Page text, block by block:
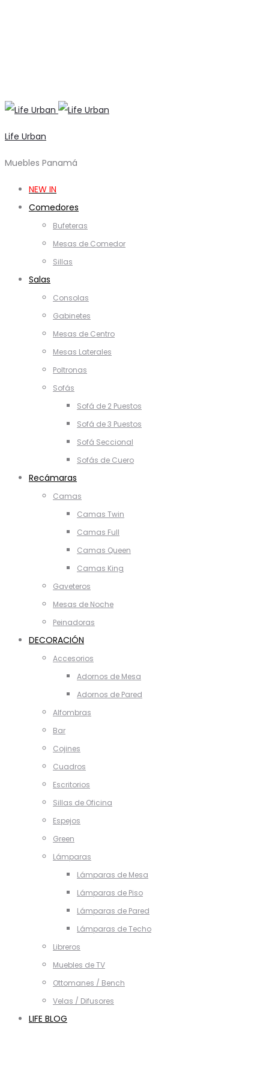
Life Urban
Muebles Panamá
NEW IN
Comedores
Bufeteras
Mesas de Comedor
Sillas
Salas
Consolas
Gabinetes
Mesas de Centro
Mesas Laterales
Poltronas
Sofás
Sofá de 2 Puestos
Sofá de 3 Puestos
Sofá Seccional
Sofás de Cuero
Recámaras
Camas
Camas Twin
Camas Full
Camas Queen
Camas King
Gaveteros
Mesas de Noche
Peinadoras
DECORACIÓN
Accesorios
Adornos de Mesa
Adornos de Pared
Alfombras
Bar
Cojines
Cuadros
Escritorios
Sillas de Oficina
Espejos
Green
Lámparas
Lámparas de Mesa
Lámparas de Piso
Lámparas de Pared
Lámparas de Techo
Libreros
Muebles de TV
Ottomanes / Bench
Velas / Difusores
LIFE BLOG